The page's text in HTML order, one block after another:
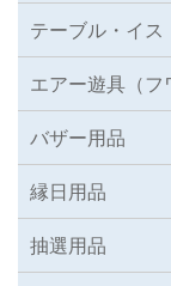
テーブル・イス
エアー遊具（フ
バザー用品
縁日用品
抽選用品